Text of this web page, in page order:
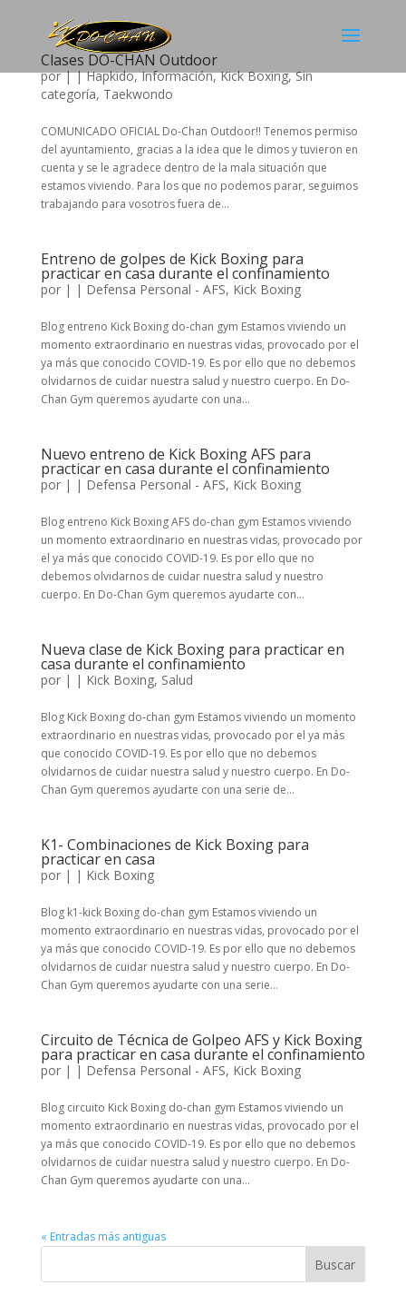
Clases DO-CHAN Outdoor
por||Hapkido,Información,Kick Boxing,Sin
categoría, Taekwondo
COMUNICADO OFICIAL Do-Chan Outdoor!! Tenemos permiso
del ayuntamiento, gracias a la idea que le dimos y tuvieron en
cuenta y se le agradece dentro de la mala situación que
estamos viviendo. Para los que no podemos parar, seguimos
trabajando para vosotros fuera de...
Entreno de golpes de Kick Boxing para
practicar en casa durante el confinamiento
por | | Defensa Personal - AFS, Kick Boxing
Blog entreno Kick Boxing do-chan gym Estamos viviendo un
momento extraordinario en nuestras vidas, provocado por el
ya más que conocido COVID-19. Es por ello que no debemos
olvidarnos de cuidar nuestra salud y nuestro cuerpo. En Do-
Chan Gym queremos ayudarte con una...
Nuevo entreno de Kick Boxing AFS para
practicar en casa durante el confinamiento
por | | Defensa Personal - AFS, Kick Boxing
Blog entreno Kick Boxing AFS do-chan gym Estamos viviendo
un momento extraordinario en nuestras vidas, provocado por
el ya más que conocido COVID-19. Es por ello que no
debemos olvidarnos de cuidar nuestra salud y nuestro
cuerpo. En Do-Chan Gym queremos ayudarte con...
Nueva clase de Kick Boxing para practicar en
casa durante el confinamiento
por | | Kick Boxing, Salud
Blog Kick Boxing do-chan gym Estamos viviendo un momento
extraordinario en nuestras vidas, provocado por el ya más
que conocido COVID-19. Es por ello que no debemos
olvidarnos de cuidar nuestra salud y nuestro cuerpo. En Do-
Chan Gym queremos ayudarte con una serie de...
K1- Combinaciones de Kick Boxing para
practicar en casa
por | | Kick Boxing
Blog k1-kick Boxing do-chan gym Estamos viviendo un
momento extraordinario en nuestras vidas, provocado por el
ya más que conocido COVID-19. Es por ello que no debemos
olvidarnos de cuidar nuestra salud y nuestro cuerpo. En Do-
Chan Gym queremos ayudarte con una serie...
Circuito de Técnica de Golpeo AFS y Kick Boxing
para practicar en casa durante el confinamiento
por | | Defensa Personal - AFS, Kick Boxing
Blog circuito Kick Boxing do-chan gym Estamos viviendo un
momento extraordinario en nuestras vidas, provocado por el
ya más que conocido COVID-19. Es por ello que no debemos
olvidarnos de cuidar nuestra salud y nuestro cuerpo. En Do-
Chan Gym queremos ayudarte con una...
« Entradas más antiguas